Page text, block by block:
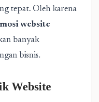
tepat. Oleh karena
website
banyak
bisnis.
Website